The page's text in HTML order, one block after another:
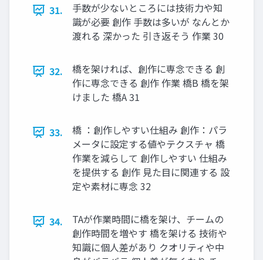
31.
手数が少ないところには技術力や知
識が必要 創作 手数は多いが なんとか
渡れる 深かった 引き返そう 作業 30
32.
橋を架ければ、創作に専念できる 創
作に専念できる 創作 作業 橋B 橋を架
けました 橋A 31
33.
橋 ：創作しやすい仕組み 創作：パラ
メータに設定する値やテクスチャ 橋
作業を減らして 創作しやすい 仕組み
を提供する 創作 見た目に関連する 設
定や素材に専念 32
34.
TAが作業時間に橋を架け、チームの
創作時間を増やす 橋を架ける 技術や
知識に個人差があり クオリティや中